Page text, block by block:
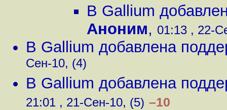
В Gallium
Аноним, 01:13 , 22-
В Gallium добавлена
Сен-10, (4)
В Gallium добавлена
21:01 , 21-Сен-10, (5) –10